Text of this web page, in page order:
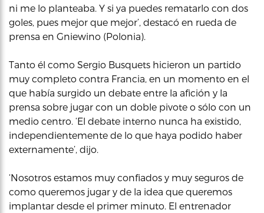
ni me lo planteaba. Y si ya puedes rematarlo con dos
goles, pues mejor que mejor’, destacó en rueda de
prensa en Gniewino (Polonia).
Tanto él como Sergio Busquets hicieron un partido
muy completo contra Francia, en un momento en el
que había surgido un debate entre la afición y la
prensa sobre jugar con un doble pivote o sólo con un
medio centro. ‘El debate interno nunca ha existido,
independientemente de lo que haya podido haber
externamente’, dijo.
‘Nosotros estamos muy confiados y muy seguros de
como queremos jugar y de la idea que queremos
implantar desde el primer minuto. El entrenador